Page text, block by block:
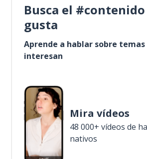
Busca el
gusta
Aprende a hablar sobre
interesan
Mira vídeos
48 000+ vídeos de
nativos